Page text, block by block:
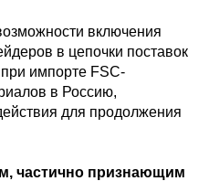
включения
в цепочки поставок
импорте FSC-
в Россию,
для продолжения
частично признающим